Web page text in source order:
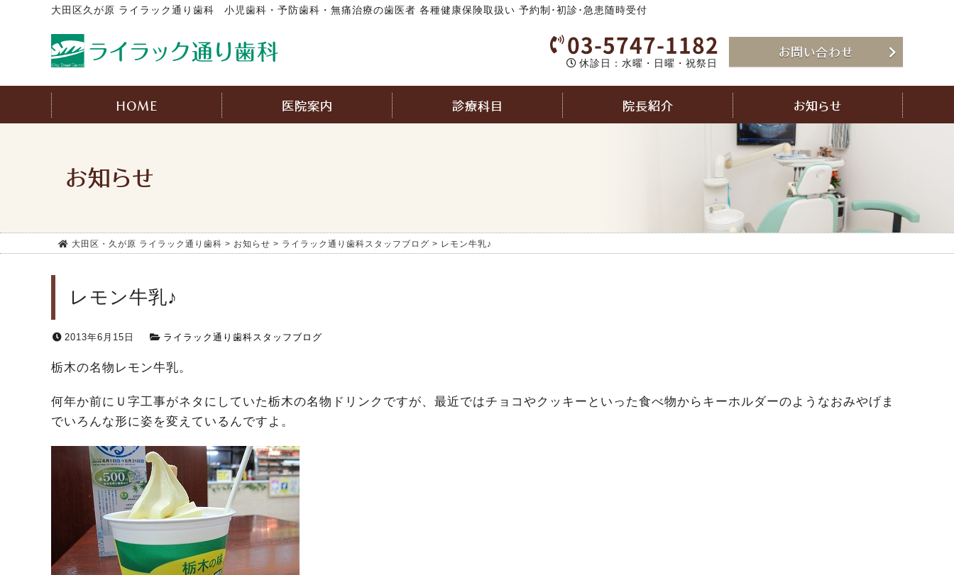
大田区久が原 ライラック通り歯科 小児歯科・予防歯科・無痛治療の歯医者 各種健康保険取扱い 予約制･初診･急患随時受付
03-5747-1182
休診日：水曜・日曜・祝祭日
お問い合わせ
HOME 医院案内 診療科目 院長紹介 お知らせ
お知らせ
大田区・久が原 ライラック通り歯科 > お知らせ > ライラック通り歯科スタッフブログ > レモン牛乳♪
レモン牛乳♪
2013年6月15日 ライラック通り歯科スタッフブログ
栃木の名物レモン牛乳。
何年か前にＵ字工事がネタにしていた栃木の名物ドリンクですが、最近ではチョコやクッキーといった食べ物からキーホルダーのようなおみやげま
でいろんな形に姿を変えているんですよ。